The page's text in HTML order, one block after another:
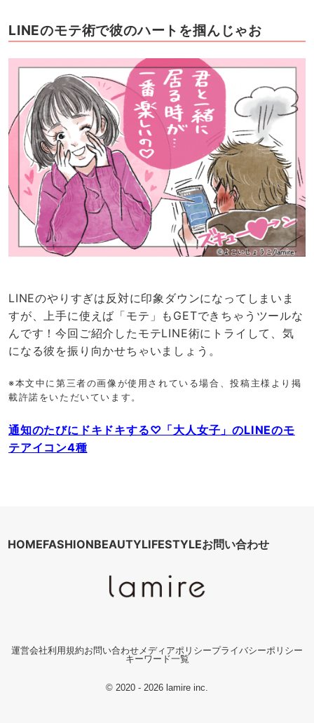
LINEのモテ術で彼のハートを掴んじゃお
LINEのやりすぎは反対に印象ダウンになってしまいま
すが、上手に使えば「モテ」もGETできちゃうツールな
んです！今回ご紹介したモテLINE術にトライして、気
になる彼を振り向かせちゃいましょう。
※本文中に第三者の画像が使用されている場合、投稿主様より掲
載許諾をいただいています。
通知のたびにドキドキする♡「大人女子」のLINEのモ
テアイコン4種
HOMEFASHIONBEAUTYLIFESTYLEお問い合わせ
運営会社利用規約お問い合わせメディアポリシープライバシーポリシー
キーワード一覧
© 2020 - 2026 lamire inc.